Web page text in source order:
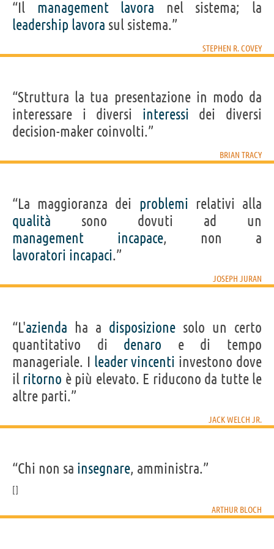
“Il management lavora nel sistema; la
leadership lavora sul sistema.”
STEPHEN R. COVEY
“Struttura la tua presentazione in modo da
interessare i diversi interessi dei diversi
decision-maker coinvolti.”
BRIAN TRACY
“La maggioranza dei problemi relativi alla
qualità sono dovuti ad un
management
incapace, non a
lavoratori incapaci.”
JOSEPH JURAN
“L'azienda ha a disposizione solo un certo
quantitativo di denaro e di tempo
manageriale. I leader vincenti investono dove
il ritorno è più elevato. E riducono da tutte le
altre parti.”
JACK WELCH JR.
“Chi non sa insegnare, amministra.”
ARTHUR BLOCH